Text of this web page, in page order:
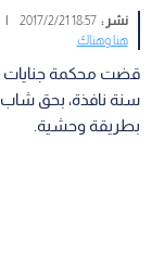
نشر :18:57 2017/2/21
|
هنا وهناك
بطريقة وحشية.